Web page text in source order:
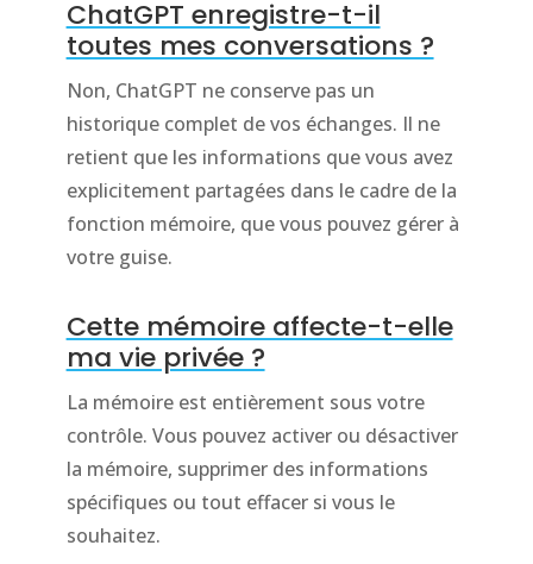
ChatGPT enregistre-t-il
toutes mes conversations ?
Non, ChatGPT ne conserve pas un
historique complet de vos échanges. Il ne
retient que les informations que vous avez
explicitement partagées dans le cadre de la
fonction mémoire, que vous pouvez gérer à
votre guise.
Cette mémoire affecte-t-elle
ma vie privée ?
La mémoire est entièrement sous votre
contrôle. Vous pouvez activer ou désactiver
la mémoire, supprimer des informations
spécifiques ou tout effacer si vous le
souhaitez.